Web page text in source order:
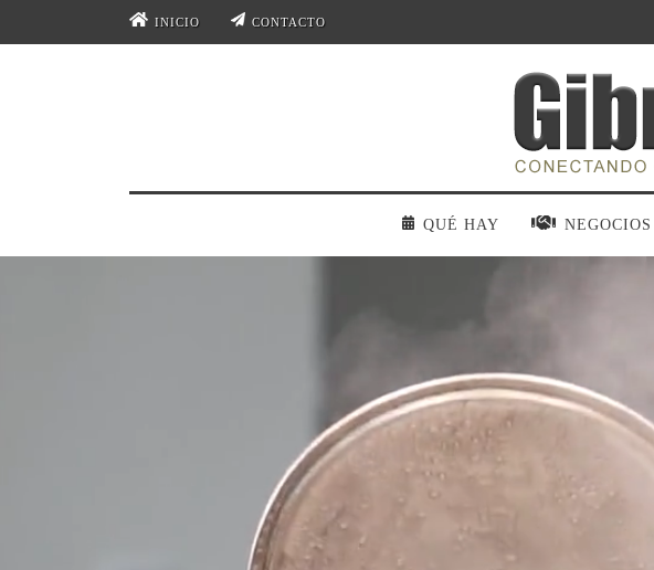
INICIO CONTACTO
QUÉ HAY NEGOCIOS